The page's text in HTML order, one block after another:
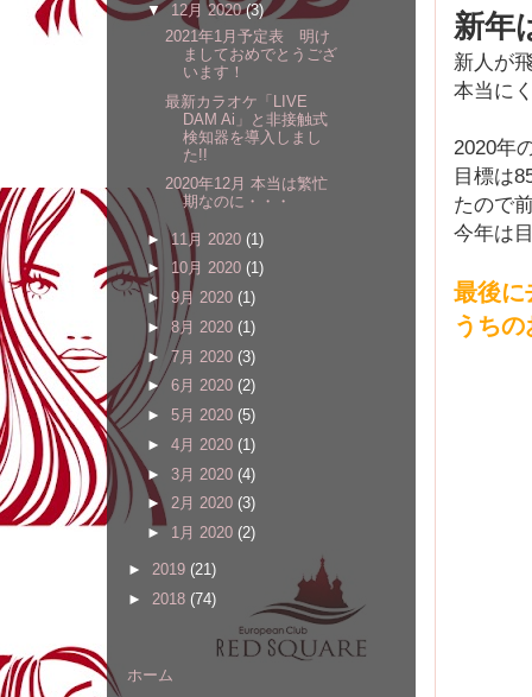
新年
新人が
本当に
2020年
目標は
たので
今年は
最後に
うち
▼12月 2020(3)
2021年1月予定表 明け
ましておめでとうござ
います！
最新カラオケ「LIVE
DAM Ai」と非接触式
検知器を導入しまし
た!!
2020年12月 本当は繁忙
期なのに・・・
►11月 2020 (1)
► 10月 2020 (1)
► 9月 2020 (1)
► 8月 2020 (1)
►7月 2020 (3)
► 6月 2020 (2)
► 5月 2020 (5)
► 4月 2020 (1)
► 3月 2020 (4)
► 2月 2020 (3)
► 1月 2020 (2)
► 2019 (21)
► 2018 (74)
ホーム